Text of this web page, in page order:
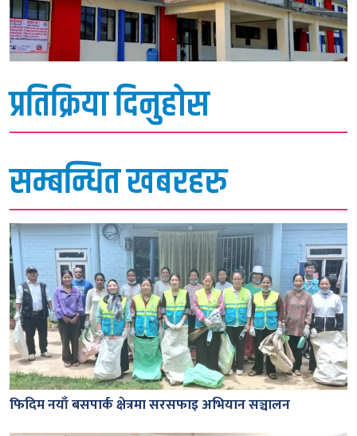
प्रतिक्रिया दिनुहोस
सम्बन्धित खबरहरु
फिदिम नयाँ बसपार्क क्षेत्रमा सरसफाइ अभियान सञ्चालन